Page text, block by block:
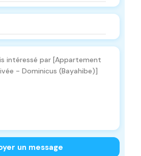
un message